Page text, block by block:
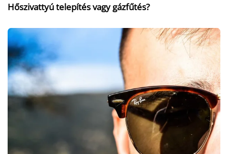
Hőszivattyú telepítés vagy gázfűtés?